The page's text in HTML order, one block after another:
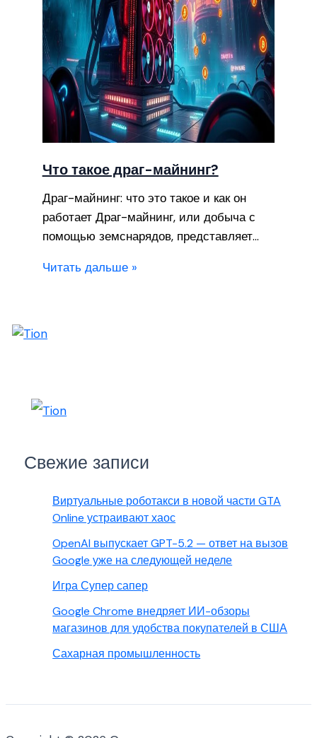
Что такое драг-майнинг?
Драг-майнинг: что это такое и как он
работает Драг-майнинг, или добыча с
помощью земснарядов, представляет…
Читать дальше »
Свежие записи
Виртуальные роботакси в новой части GTA
Online устраивают хаос
OpenAI выпускает GPT-5.2 — ответ на вызов
Google уже на следующей неделе
Игра Супер сапер
Google Chrome внедряет ИИ-обзоры
магазинов для удобства покупателей в США
Сахарная промышленность